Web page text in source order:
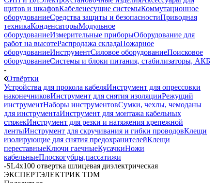
щитов и шкафовКабеленесущие системыКоммутационное
оборудованиеСредства защиты и безопасностиПриводная
техникаКонденсаторыМодульное
оборудованиеИзмерительные приборыОборудование для
работ на высотеРаспродажа складаПожарное
оборудованиеИнструментСиловое оборудованиеПоисковое
оборудованиеСистемы и блоки питания, стабилизаторы, АКБ
-
Отвёртки
Устройства для прокола кабеляИнструмент для опрессовки
наконечниковИнструмент для снятия изоляцииРежущий
инструментНаборы инструментовСумки, чехлы, чемоданы
для инструментаИнструмент для монтажа кабельных
стяжекИнструмент для резки и натяжения крепежной
лентыИнструмент для скручивания и гибки проводовКлещи
изолирующие для снятия предохранителейКлещи
переставныеКлючи гаечныеКусачкиНожи
кабельныеПлоскогубцы,пассатижи
-SL4x100 отвертка шлицевая диэлектрическая
ЭКСПЕРТЭЛЕКТРИК TDM